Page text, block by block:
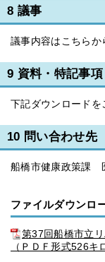
8 議事
議事内容はこちらか
9 資料・特記事項
下記ダウンロードを
10 問い合わせ先
船橋市健康政策課
ファイルダウンロ
第37回船橋市立
（ＰＤＦ形式526キ